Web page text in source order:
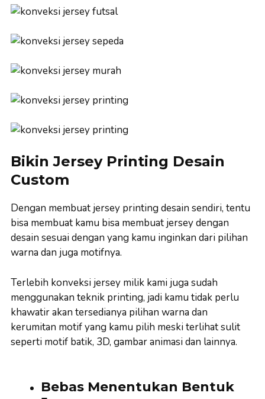
Bikin Jersey Printing Desain
Custom
Dengan membuat jersey printing desain sendiri, tentu
bisa membuat kamu bisa membuat jersey dengan
desain sesuai dengan yang kamu inginkan dari pilihan
warna dan juga motifnya.
Terlebih konveksi jersey milik kami juga sudah
menggunakan teknik printing, jadi kamu tidak perlu
khawatir akan tersedianya pilihan warna dan
kerumitan motif yang kamu pilih meski terlihat sulit
seperti motif batik, 3D, gambar animasi dan lainnya.
Bebas Menentukan Bentuk